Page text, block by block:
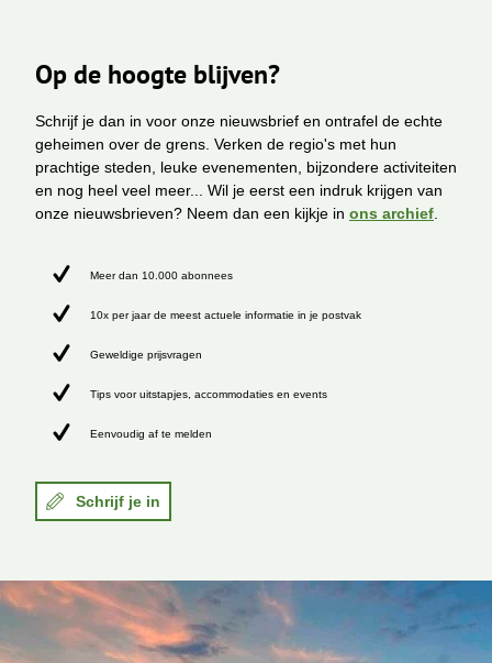
Op de hoogte blijven?
Schrijf je dan in voor onze nieuwsbrief en ontrafel de echte
geheimen over de grens. Verken de regio's met hun
prachtige steden, leuke evenementen, bijzondere activiteiten
en nog heel veel meer... Wil je eerst een indruk krijgen van
onze nieuwsbrieven? Neem dan een kijkje in ons archief
Meer dan 10.000 abonnees
10x per jaar de meest actuele informatie in je postvak
Geweldige prijsvragen
Tips voor uitstapjes, accommodaties en events
Eenvoudig af te melden
Schrijf je in